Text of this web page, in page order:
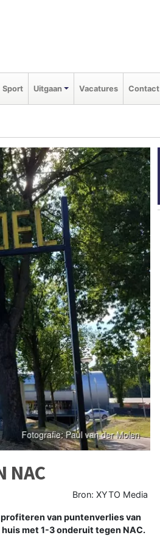
Sport Uitgaan Vacatures Contact
NAC
Bron: XYTO Media
van puntenverlies van
huis met 1-3 onderuit tegen NAC.